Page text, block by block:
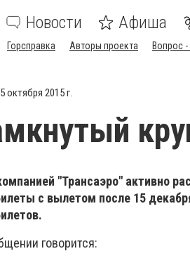
Новости Афиша
Горсправка Авторы проекта Вопрос -
октября 2015 г.
"Трансаэро" активно
с вылетом после 15
говорится: